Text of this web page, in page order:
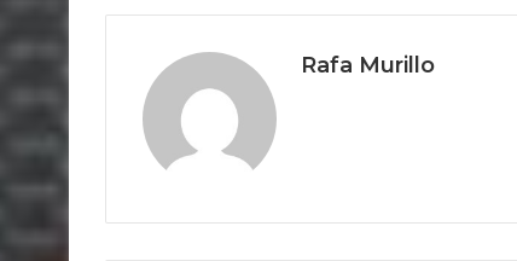
Rafa Murillo